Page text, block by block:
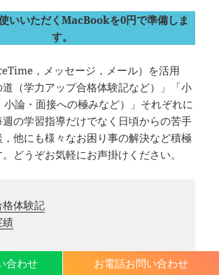
合わせ お電話お問い合わせ
いいただくMacBookを0円で準備しま
す。
，メッセージ，メール）を活用
道（学力アップ合格体験記など）」「小
小論・面接への極みなど）」それぞれに
の学習指導だけでなく日頃からの苦手
他にも様々なお困り事の解決など積極
どうぞお気軽にお声掛けください。
体験記
績
庭教師もok
タント